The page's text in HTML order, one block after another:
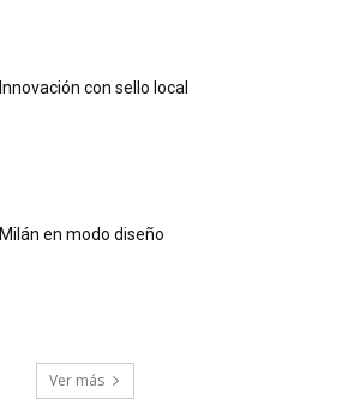
Innovación con sello local
Milán en modo diseño
Ver más